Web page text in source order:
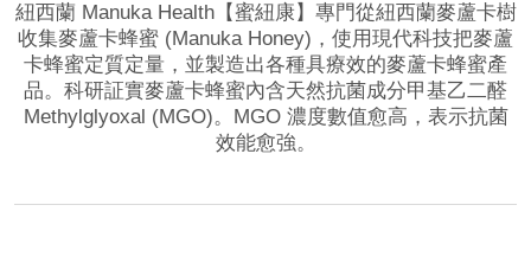
紐西蘭 Manuka Health【蜜紐康】專門從紐西蘭麥蘆卡樹
收集麥蘆卡蜂蜜 (Manuka Honey)，使用現代科技把麥蘆
卡蜂蜜定質定量，並製造出各種具療效的麥蘆卡蜂蜜產
品。科研証實麥蘆卡蜂蜜內含天然抗菌成分甲基乙二醛
Methylglyoxal (MGO)。MGO 濃度數值愈高，表示抗菌
效能愈強。